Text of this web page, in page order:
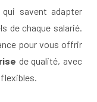
savent adapter
de chaque salarié.
pour vous offrir
de qualité, avec